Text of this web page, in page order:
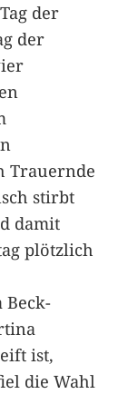
der
der
Trauernde
stirbt
damit
plötzlich
ist,
die Wahl